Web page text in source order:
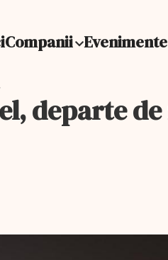
Companii Evenimente
departe